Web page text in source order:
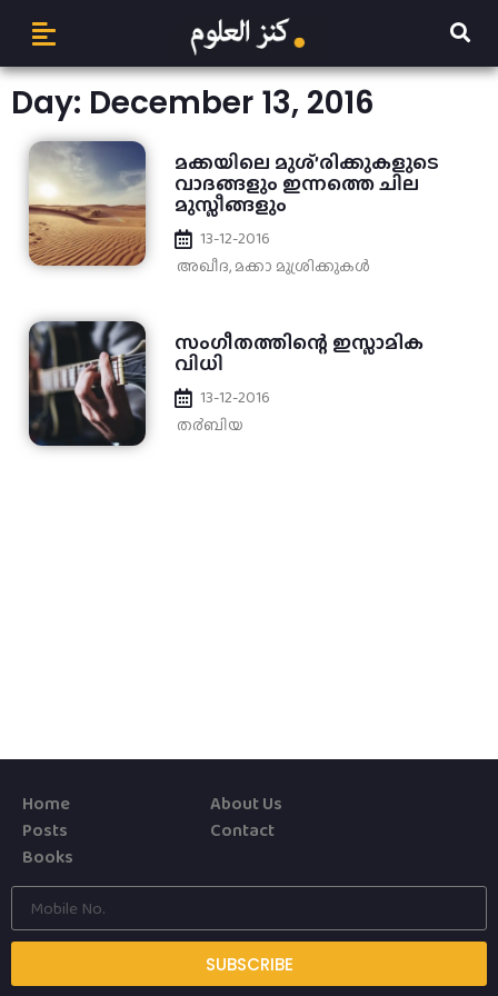
Day: December 13, 2016
മക്കയിലെ മുശ്’രിക്കുകളുടെ
വാദങ്ങളും ഇന്നത്തെ ചില
മുസ്ലീങ്ങളും
13-12-2016
അഖീദ, മക്കാ മുശ്രിക്കുകൾ
സംഗീതത്തിന്റെ ഇസ്ലാമിക
വിധി
13-12-2016
ത൪ബിയ
Home
Posts
Books
About Us
Contact
SUBSCRIBE